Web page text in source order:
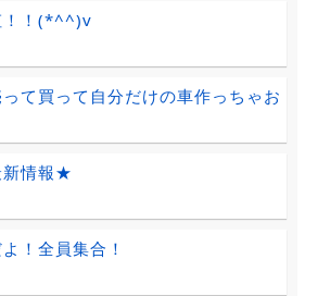
！！(*^^)v
て買って自分だけの車作っちゃお
情報★
！全員集合！